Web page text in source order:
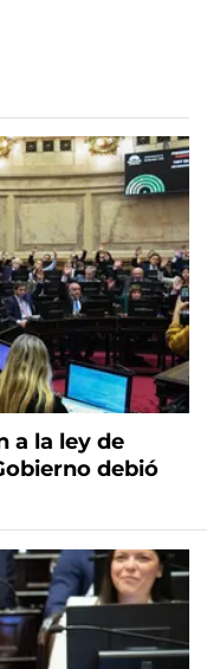
a la ley de
debió